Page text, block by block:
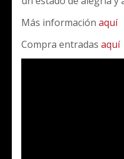
Más informaciónaquí
Compra entradasaquí